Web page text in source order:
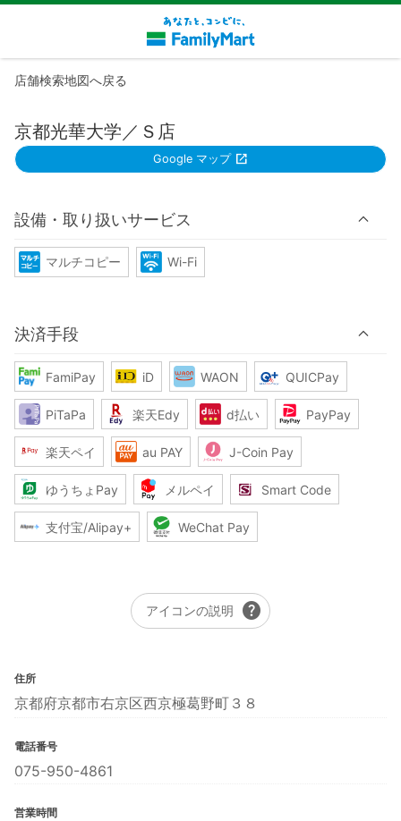
店舗検索地図へ戻る
京都光華大学／Ｓ店
Google マップ
設備・取り扱いサービス
マルチコピー Wi-Fi
決済手段
FamiPay iD WAON QUICPay
PiTaPa 楽天Edy d払い PayPay
楽天ペイ au PAY J-Coin Pay
ゆうちょPay メルペイ Smart Code
支付宝/Alipay+ WeChat Pay
アイコンの説明 help
住所
京都府京都市右京区西京極葛野町３８
電話番号
075-950-4861
営業時間